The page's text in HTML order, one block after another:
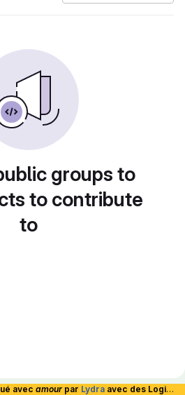
groups to
to contribute
to
avec amour par Lydra avec des Logiciels Libres et hébergé en